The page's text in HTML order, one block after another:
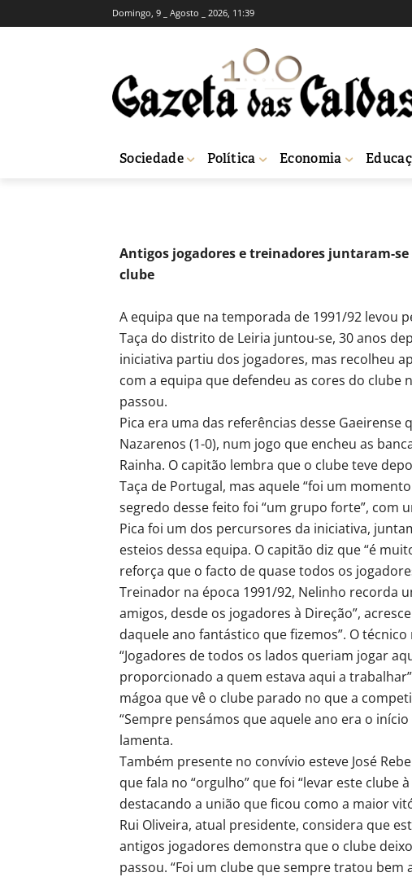
Domingo, 9 _ Agosto _ 2026, 11:39
Sociedade Política Economia
Futebol:
final da Taça
Joel Ribeiro
Antigos jogadores e treinadores juntaram-
clube
A equipa que na temporada de 1991/92 levou
Taça do distrito de Leiria juntou-se, 30 anos
iniciativa partiu dos jogadores, mas recolheu
com a equipa que defendeu as cores do clube
passou.
Pica era uma das referências desse
Nazarenos (1-0), num jogo que encheu as
Rainha. O capitão lembra que o clube teve
Taça de Portugal, mas aquele “foi um
segredo desse feito foi “um grupo forte”, com
Pica foi um dos percursores da iniciativa,
esteios dessa equipa. O capitão diz que “é
reforça que o facto de quase todos os
Treinador na época 1991/92, Nelinho recorda
amigos, desde os jogadores à Direção”,
daquele ano fantástico que fizemos”. O
“Jogadores de todos os lados queriam jogar
proporcionado a quem estava aqui a
mágoa que vê o clube parado no que a
“Sempre pensámos que aquele ano era o
lamenta.
Também presente no convívio esteve José
que fala no “orgulho” que foi “levar este clube
destacando a união que ficou como a maior
Rui Oliveira, atual presidente, considera que
antigos jogadores demonstra que o clube
passou. “Foi um clube que sempre tratou bem